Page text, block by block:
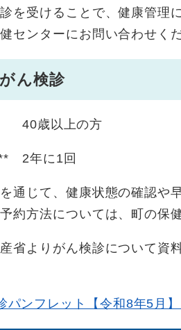
診を受けることで、健康管
センターにお問い合わせくだ
ん検診
40歳以上の方
2年に1回
通じて、健康状態の確認や
約方法については、町の保
省よりがん検診について資
パンフレット【令和8年5月